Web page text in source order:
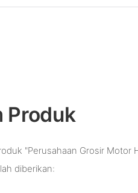
Produk
"Perusahaan Grosir Motor
diberikan: